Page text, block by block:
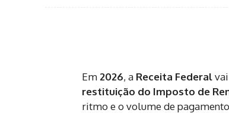
Em 2026, a Receita Federal
restituição do Imposto de
ritmo e o volume de